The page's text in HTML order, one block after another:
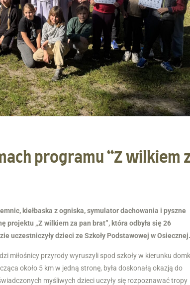
programu “Z wilkiem
kiełbaska z ogniska, symulator dachowania i pyszne
projektu „Z wilkiem za pan brat”, która odbyła się 26
uczestniczyły dzieci ze Szkoły Podstawowej w Osiecznej.
miłośnicy przyrody wyruszyli spod szkoły w kierunku
około 5 km w jedną stronę, była doskonałą okazją do
myśliwych dzieci uczyły się rozpoznawać tropy